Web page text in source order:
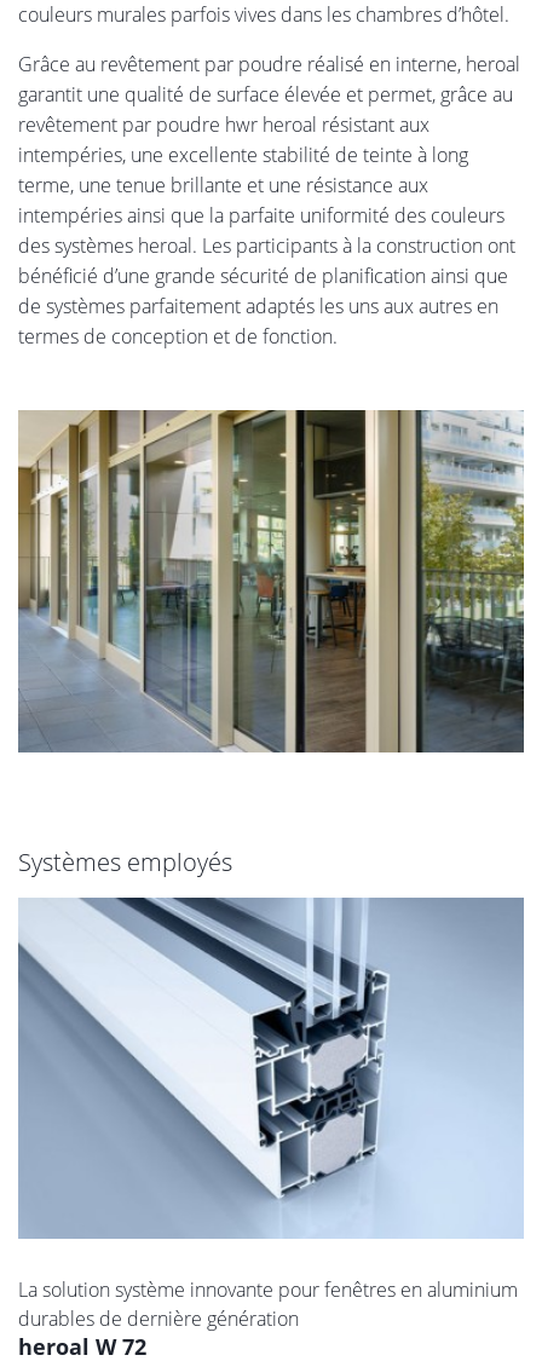
couleurs murales parfois vives dans les chambres d’hôtel.
Grâce au revêtement par poudre réalisé en interne, heroal
garantit une qualité de surface élevée et permet, grâce au
revêtement par poudre hwr heroal résistant aux
intempéries, une excellente stabilité de teinte à long
terme, une tenue brillante et une résistance aux
intempéries ainsi que la parfaite uniformité des couleurs
des systèmes heroal. Les participants à la construction ont
bénéficié d’une grande sécurité de planification ainsi que
de systèmes parfaitement adaptés les uns aux autres en
termes de conception et de fonction.
Systèmes employés
La solution système innovante pour fenêtres en aluminium
durables de dernière génération
heroal W 72